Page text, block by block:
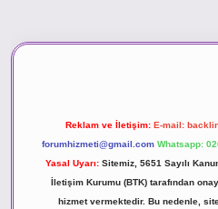
Reklam ve İletişim: E-mail:
forumhizmeti@gmail.com Whatsapp:
Yasal Uyarı: Sitemiz, 5651 Sayılı
İletişim Kurumu (BTK) tarafından
hizmet vermektedir. Bu nedenle,